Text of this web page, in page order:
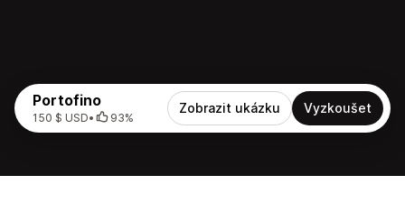
Portofino
150 $ USD• 93%
Zobrazit ukázku Vyzkoušet